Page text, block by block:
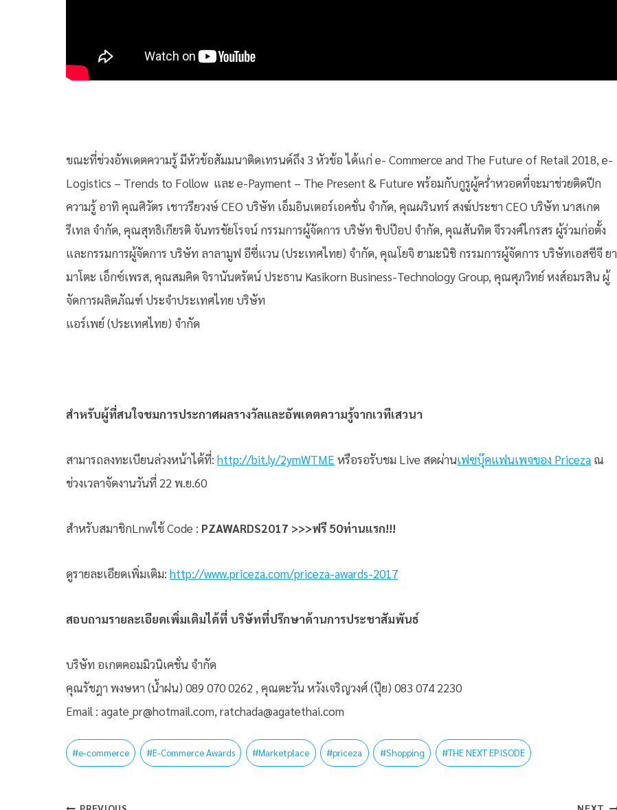
ขณะที่ช่วงอัพเดตความรู้ มีหัวข้อสัมมนาติดเทรนด์ถึง 3 หัวข้อ ได้แก่ e- Commerce and The Future of Retail 2018, e-
Logistics – Trends to Follow และ e-Payment – The Present & Future พร้อมกับกูรูผู้คร่ำหวอดที่จะมาช่วยติดปีก
ความรู้ อาทิ คุณศิวัตร เชาวรียวงษ์ CEO บริษัท เอ็มอินเตอร์เอคชั่น จำกัด, คุณผรินทร์ สงฆ์ประชา CEO บริษัท นาสเกต
รีเทล จำกัด, คุณสุทธิเกียรติ จันทรชัยโรจน์ กรรมการผู้จัดการ บริษัท ชิปป๊อป จำกัด, คุณสันทิต จีรวงศ์ไกรสร ผู้ร่วมก่อตั้ง
และกรรมการผู้จัดการ บริษัท ลาลามูฟ อีซี่แวน (ประเทศไทย) จำกัด, คุณโยจิ ฮามะนิชิ กรรมการผู้จัดการ บริษัทเอสซีจี ยา
มาโตะ เอ็กซ์เพรส, คุณสมคิด จิรานันตรัตน์ ประธาน Kasikorn Business-Technology Group, คุณศุภวิทย์ หงส์อมรสิน ผู้
จัดการผลิตภัณฑ์ ประจำประเทศไทย บริษัท
แอร์เพย์ (ประเทศไทย) จำกัด
สำหรับผู้ที่สนใจชมการประกาศผลรางวัลและอัพเดตความรู้จากเวทีเสวนา
สามารถลงทะเบียนล่วงหน้าได้ที่: http://bit.ly/2ymWTME หรือรอรับชม Live สดผ่านเฟซบุ๊คแฟนเพจของ Priceza ณ
ช่วงเวลาจัดงานวันที่ 22 พ.ย.60
สำหรับสมาชิกLnwใช้ Code : PZAWARDS2017 >>>ฟรี 50ท่านแรก!!!
ดูรายละเอียดเพิ่มเติม: http://www.priceza.com/priceza-awards-2017
สอบถามรายละเอียดเพิ่มเติมได้ที่ บริษัทที่ปรึกษาด้านการประชาสัมพันธ์
บริษัท อเกตคอมมิวนิเคชั่น จำกัด
คุณรัชฎา พงษหา (น้ำฝน) 089 070 0262 , คุณตะวัน หวังเจริญวงศ์ (ปุ๊ย) 083 074 2230
Email : agate_pr@hotmail.com, ratchada@agatethai.com
#e-commerce #E-Commerce Awards #Marketplace #priceza #Shopping #THE NEXT EPISODE